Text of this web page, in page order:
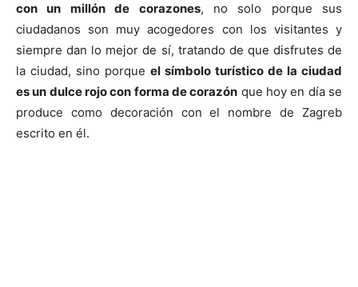
con un millón de corazones, no solo porque sus
ciudadanos son muy acogedores con los visitantes y
siempre dan lo mejor de sí, tratando de que disfrutes de
la ciudad, sino porque el símbolo turístico de la ciudad
es un dulce rojo con forma de corazón que hoy en día se
produce como decoración con el nombre de Zagreb
escrito en él.